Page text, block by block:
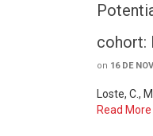
cohort:
on 16 DE
Loste, C.,
Read More